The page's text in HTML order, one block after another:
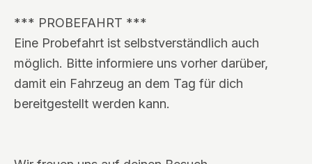
*** PROBEFAHRT ***
Eine Probefahrt ist selbstverständlich auch
möglich. Bitte informiere uns vorher darüber,
damit ein Fahrzeug an dem Tag für dich
bereitgestellt werden kann.